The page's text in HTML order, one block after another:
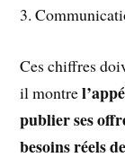
3.
Ces chiffres
il montre
publier ses
besoins réels